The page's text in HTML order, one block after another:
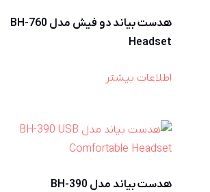
هدست بیاند دو فیش مدل BH-760
Headset
اطلاعات بیشتر
هدست بیاند مدل BH-390